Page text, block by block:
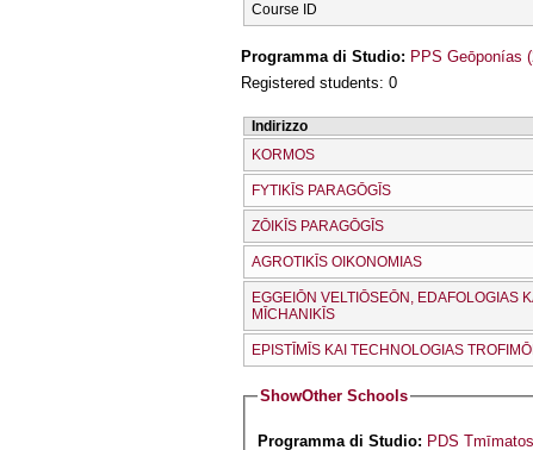
Course ID
Programma di Studio: PPS Geōponías
Registered students: 0
Indirizzo
KORMOS
FYTIKĪS PARAGŌGĪS
ZŌIKĪS PARAGŌGĪS
AGROTIKĪS OIKONOMIAS
EGGEIŌN VELTIŌSEŌN, EDAFOLOGIAS
MĪCΗANIKĪS
EPISTĪMĪS KAI TECΗNOLOGIAS
ShowOther Schools
Programma di Studio: PDS